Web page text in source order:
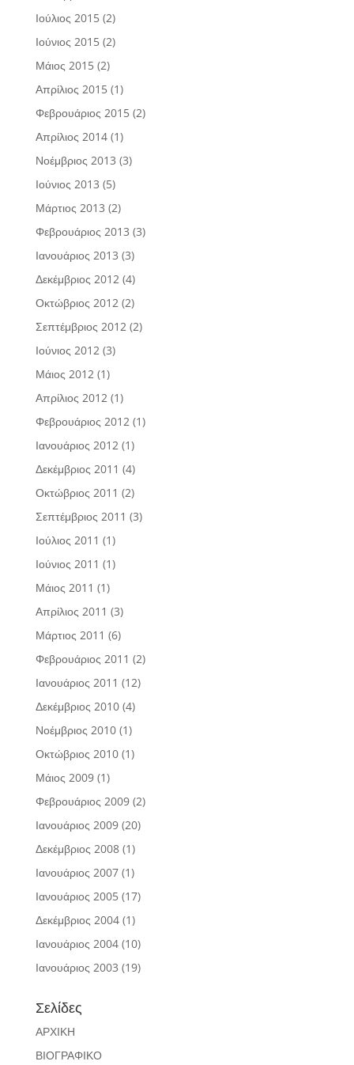
Ιούλιος 2015(2)
Ιούνιος 2015(2)
Μάιος 2015(2)
Απρίλιος 2015(1)
Φεβρουάριος 2015(2)
Απρίλιος 2014(1)
Νοέμβριος 2013 (3)
Ιούνιος 2013 (5)
Μάρτιος 2013 (2)
Φεβρουάριος 2013 (3)
Ιανουάριος 2013 (3)
Δεκέμβριος 2012(4)
Οκτώβριος 2012(2)
Σεπτέμβριος 2012(2)
Ιούνιος 2012(3)
Μάιος 2012(1)
Απρίλιος 2012(1)
Φεβρουάριος 2012(1)
Ιανουάριος 2012(1)
Δεκέμβριος 2011 (4)
Οκτώβριος 2011 (2)
Σεπτέμβριος 2011 (3)
Ιούλιος 2011 (1)
Ιούνιος 2011 (1)
Μάιος 2011 (1)
Απρίλιος 2011 (3)
Μάρτιος 2011 (6)
Φεβρουάριος 2011 (2)
Ιανουάριος 2011 (12)
Δεκέμβριος 2010(4)
Νοέμβριος 2010(1)
Οκτώβριος 2010(1)
Μάιος 2009(1)
Φεβρουάριος 2009(2)
Ιανουάριος 2009(20)
Δεκέμβριος 2008(1)
Ιανουάριος 2007(1)
Ιανουάριος 2005(17)
Δεκέμβριος 2004(1)
Ιανουάριος 2004(10)
Ιανουάριος 2003 (19)
Σελίδες
ΑΡΧΙΚΗ
ΒΙΟΓΡΑΦΙΚΟ